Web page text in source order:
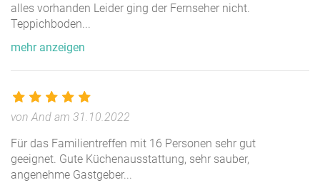
alles vorhanden Leider ging der Fernseher nicht.
Teppichboden
mehr anzeigen
von And am 31.10.2022
Für das Familientreffen mit 16 Personen sehr gut
geeignet. Gute Küchenausstattung, sehr sauber,
angenehme Gastgeber...